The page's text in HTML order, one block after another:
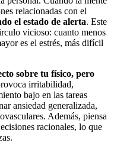
relacionadas con el
el estado de alerta. Este
vicioso: cuanto menos
es el estrés, más difícil
sobre tu físico, pero
irritabilidad,
bajo en las tareas
ansiedad generalizada,
Además, piensa
racionales, lo que